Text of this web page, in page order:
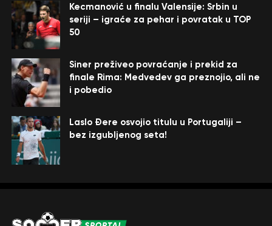
Kecmanović u finalu Valensije: Srbin u
seriji – igraće za pehar i povratak u TOP
50
Siner preživeo povraćanje i prekid za
finale Rima: Medvedev ga preznojio, ali ne
i pobedio
Laslo Đere osvojio titulu u Portugaliji –
bez izgubljenog seta!